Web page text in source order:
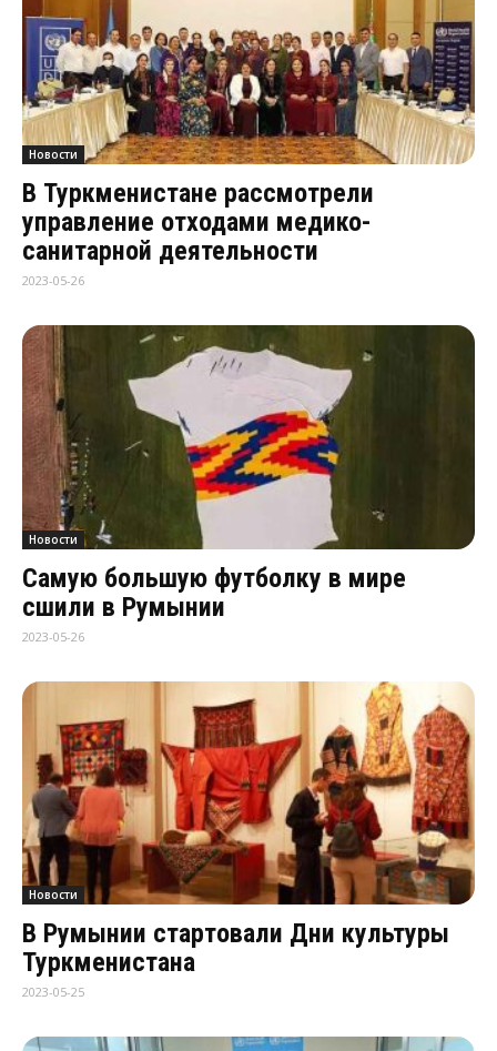
Новости
В Туркменистане рассмотрели
управление отходами медико-
санитарной деятельности
2023-05-26
Новости
Самую большую футболку в мире
сшили в Румынии
2023-05-26
Новости
В Румынии стартовали Дни культуры
Туркменистана
2023-05-25